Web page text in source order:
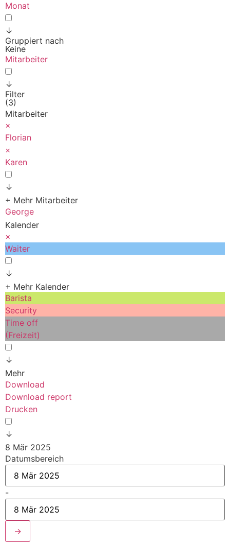
Monat
↓
Gruppiert nach
Keine
Mitarbeiter
↓
Filter
(3)
Mitarbeiter
×
Florian
×
Karen
↓
+ Mehr Mitarbeiter
George
Kalender
×
Waiter
↓
+ Mehr Kalender
Barista
Security
Time off
(Freizeit)
↓
Mehr
Download
Download report
Drucken
↓
8 Mär 2025
Datumsbereich
-
→